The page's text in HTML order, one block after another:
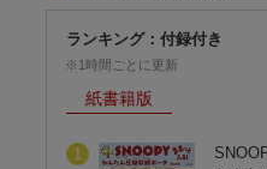
ランキング：付録付き
※1時間ごとに更新
紙書籍版
1